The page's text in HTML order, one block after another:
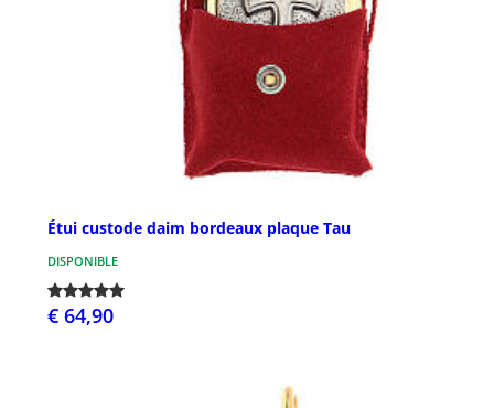
Étui custode daim bordeaux plaque Tau
DISPONIBLE
€ 64,90